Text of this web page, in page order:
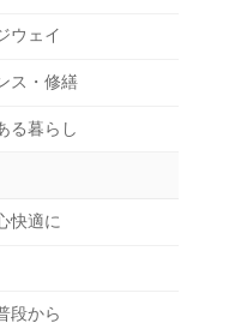
ウェイ
ス・修繕
る暮らし
快適に
段から